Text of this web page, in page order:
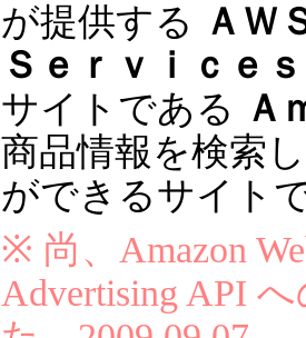
が提供する ＡＷ
Ｓｅｒｖｉｃｅ
サイトである Ａ
商品情報を検索
ができるサイト
※ 尚、Amazon
Advertising API